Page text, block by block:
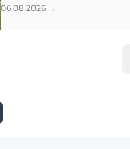
06.08.2026 →